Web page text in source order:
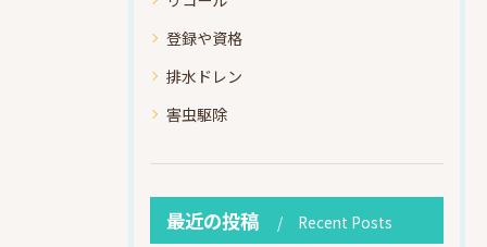
登録や資格
排水ドレン
害虫駆除
最近の投稿 Recent Posts